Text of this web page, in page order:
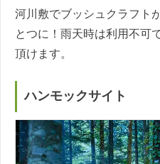
河川敷でブッシュクラフト
とつに！雨天時は利用不可
頂けます。
ハンモックサイト